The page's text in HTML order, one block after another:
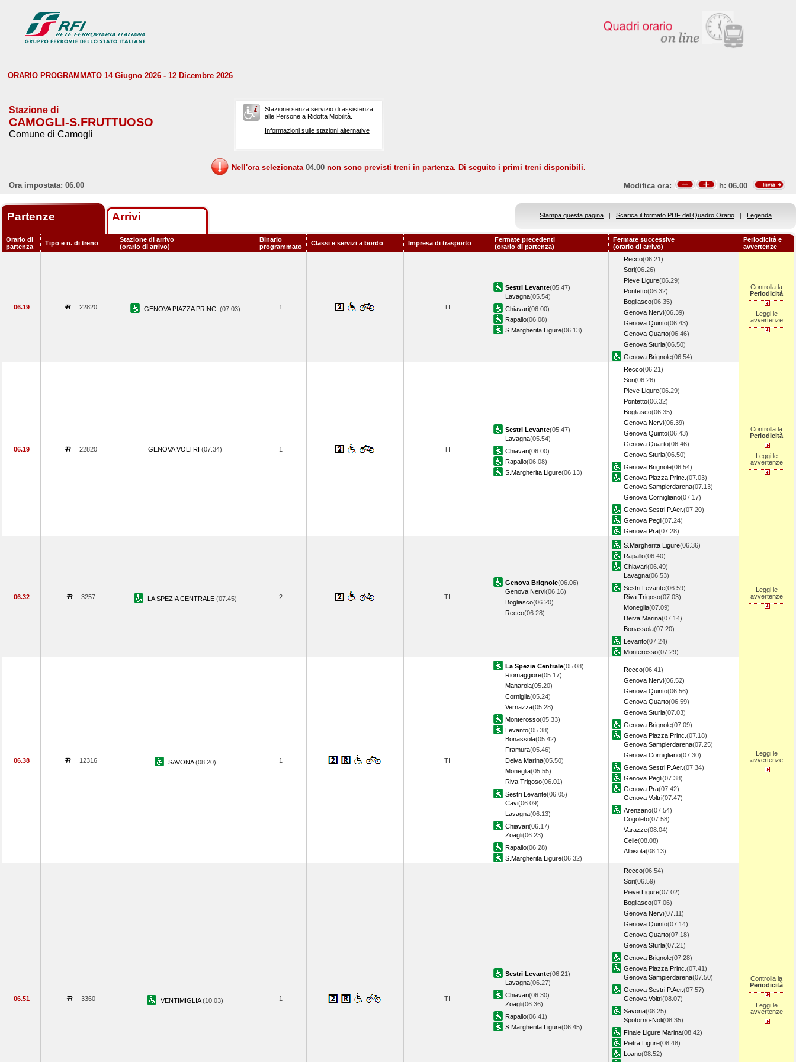
ORARIO PROGRAMMATO 14 Giugno 2026 - 12 Dicembre 2026
Stazione di
CAMOGLI-S.FRUTTUOSO
Comune di Camogli
Stazione senza servizio di assistenza
alle Persone a Ridotta Mobilità.
Informazioni sulle stazioni alternative
Nell'ora selezionata 04.00 non sono previsti treni in partenza. Di seguito i primi treni disponibili.
Ora impostata: 06.00
Modifica ora: h: 06.00
Partenze Arrivi Stampa questa pagina | Scarica il formato PDF del Quadro Orario | Legenda
Orario di
partenza
Tipo e n. di treno
Stazione di arrivo
(orario di arrivo)
Binario
programmato
Classi e servizi a bordo Impresa di trasporto
Fermate precedenti
(orario di partenza)
Fermate successive
(orario di arrivo)
Periodicità e
avvertenze
06.19 22820 GENOVA PIAZZA PRINC. (07.03) 1 TI
Sestri Levante(05.47)
Lavagna(05.54)
Chiavari(06.00)
Rapallo(06.08)
S.Margherita Ligure(06.13)
Recco(06.21)
Sori(06.26)
Pieve Ligure(06.29)
Pontetto(06.32)
Bogliasco(06.35)
Genova Nervi(06.39)
Genova Quinto(06.43)
Genova Quarto(06.46)
Genova Sturla(06.50)
Genova Brignole(06.54)
Controlla la
Periodicità
Leggi le
avvertenze
06.19 22820 GENOVA VOLTRI (07.34) 1 TI
Sestri Levante(05.47)
Lavagna(05.54)
Chiavari(06.00)
Rapallo(06.08)
S.Margherita Ligure(06.13)
Recco(06.21)
Sori(06.26)
Pieve Ligure(06.29)
Pontetto(06.32)
Bogliasco(06.35)
Genova Nervi(06.39)
Genova Quinto(06.43)
Genova Quarto(06.46)
Genova Sturla(06.50)
Genova Brignole(06.54)
Genova Piazza Princ. (07.03)
Genova Sampierdarena(07.13)
Genova Cornigliano(07.17)
Genova Sestri P.Aer.(07.20)
Genova Pegli(07.24)
Genova Pra(07.28)
Controlla la
Periodicità
Leggi le
avvertenze
06.32 3257 LA SPEZIA CENTRALE (07.45) 2 TI
Genova Brignole(06.06)
Genova Nervi(06.16)
Bogliasco(06.20)
Recco(06.28)
S.Margherita Ligure(06.36)
Rapallo(06.40)
Chiavari(06.49)
Lavagna(06.53)
Sestri Levante(06.59)
Riva Trigoso(07.03)
Moneglia(07.09)
Deiva Marina(07.14)
Bonassola(07.20)
Levanto(07.24)
Monterosso(07.29)
Leggi le
avvertenze
06.38 12316 SAVONA(08.20) 1 TI
La Spezia Centrale(05.08)
Riomaggiore(05.17)
Manarola(05.20)
Corniglia(05.24)
Vernazza(05.28)
Monterosso(05.33)
Levanto(05.38)
Bonassola(05.42)
Framura(05.46)
Deiva Marina(05.50)
Moneglia(05.55)
Riva Trigoso(06.01)
Sestri Levante(06.05)
Cavi(06.09)
Lavagna(06.13)
Chiavari(06.17)
Zoagli(06.23)
Rapallo(06.28)
S.Margherita Ligure(06.32)
Recco(06.41)
Genova Nervi(06.52)
Genova Quinto(06.56)
Genova Quarto(06.59)
Genova Sturla(07.03)
Genova Brignole(07.09)
Genova Piazza Princ. (07.18)
Genova Sampierdarena(07.25)
Genova Cornigliano(07.30)
Genova Sestri P.Aer.(07.34)
Genova Pegli(07.38)
Genova Pra(07.42)
Genova Voltri(07.47)
Arenzano(07.54)
Cogoleto(07.58)
Varazze(08.04)
Celle(08.08)
Albisola(08.13)
Leggi le
avvertenze
06.51 3360 VENTIMIGLIA(10.03) 1 TI
Sestri Levante(06.21)
Lavagna(06.27)
Chiavari(06.30)
Zoagli(06.36)
Rapallo(06.41)
S.Margherita Ligure(06.45)
Recco(06.54)
Sori(06.59)
Pieve Ligure(07.02)
Bogliasco(07.06)
Genova Nervi(07.11)
Genova Quinto(07.14)
Genova Quarto(07.18)
Genova Sturla(07.21)
Genova Brignole(07.28)
Genova Piazza Princ. (07.41)
Genova Sampierdarena(07.50)
Genova Sestri P.Aer.(07.57)
Genova Voltri(08.07)
Savona(08.25)
Spotorno-Noli(08.35)
Finale Ligure Marina(08.42)
Pietra Ligure(08.48)
Loano(08.52)
Controlla la
Periodicità
Leggi le
avvertenze